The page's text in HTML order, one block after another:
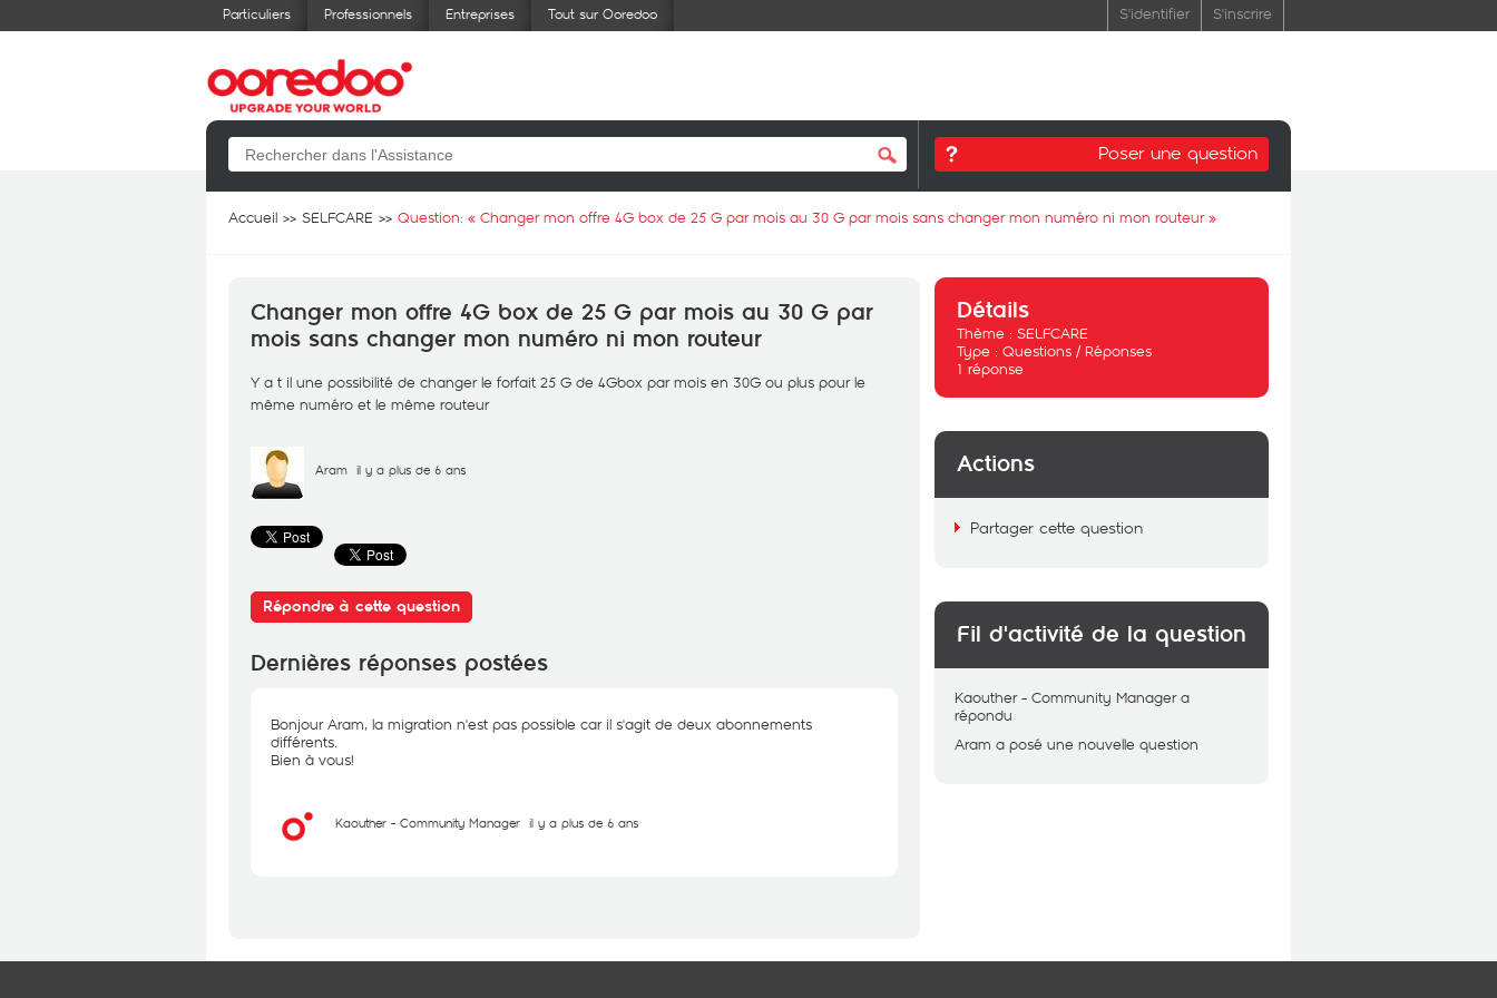
Particuliers Professionnels Entreprises Tout sur Ooredoo S'identifier S'inscrire
Poser une question
Accueil SELFCARE Question: « Changer mon offre 4G box de 25 G par mois au 30 G par mois sans changer mon numéro ni mon routeur»
Changer mon offre 4G box de 25 G par mois au 30 G par
mois sans changer mon numéro ni mon routeur
Y a t il une possibilité de changer le forfait 25 G de 4Gbox par mois en 30G ou plus pour le
même numéro et le même routeur
Aram il y a plus de 6 ans
Répondre à cette question
Dernières réponses postées
Bonjour Aram, la migration n'est pas possible car il s'agit de deux abonnements
différents.
Bien à vous!
Kaouther - Community Manager il y a plus de 6 ans
Détails
Thème : SELFCARE
Type : Questions / Réponses
1 réponse
Actions
Partager cette question
Fil d'activité de la question
Kaouther - Community Manager a
répondu
Aram a posé une nouvelle question